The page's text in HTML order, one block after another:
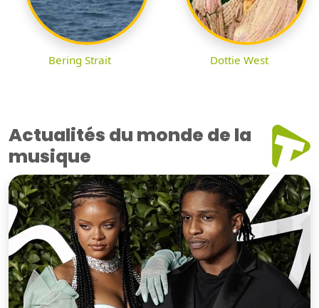
Bering Strait Dottie West
Actualités du monde de la
musique